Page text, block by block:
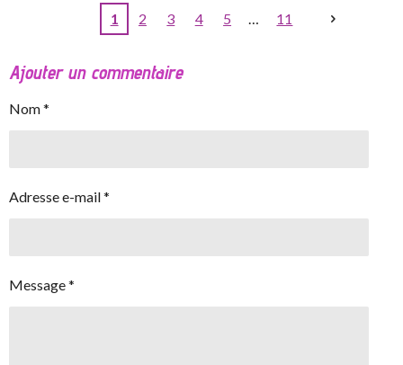
1 2 3 4 5 11
Ajouter un commentaire
Nom *
Adresse e-mail *
Message *